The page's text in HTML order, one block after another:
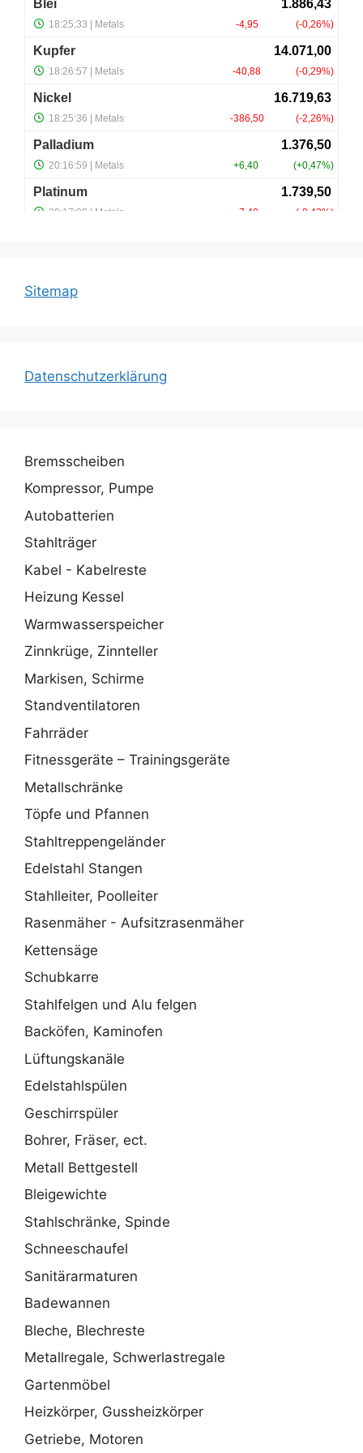
Sitemap
Datenschutzerklärung
Bremsscheiben
Kompressor, Pumpe
Autobatterien
Stahlträger
Kabel - Kabelreste
Heizung Kessel
Warmwasserspeicher
Zinnkrüge, Zinnteller
Markisen, Schirme
Standventilatoren
Fahrräder
Fitnessgeräte – Trainingsgeräte
Metallschränke
Töpfe und Pfannen
Stahltreppengeländer
Edelstahl Stangen
Stahlleiter, Poolleiter
Rasenmäher - Aufsitzrasenmäher
Kettensäge
Schubkarre
Stahlfelgen und Alu felgen
Backöfen, Kaminofen
Lüftungskanäle
Edelstahlspülen
Geschirrspüler
Bohrer, Fräser, ect.
Metall Bettgestell
Bleigewichte
Stahlschränke, Spinde
Schneeschaufel
Sanitärarmaturen
Badewannen
Bleche, Blechreste
Metallregale, Schwerlastregale
Gartenmöbel
Heizkörper, Gussheizkörper
Getriebe, Motoren